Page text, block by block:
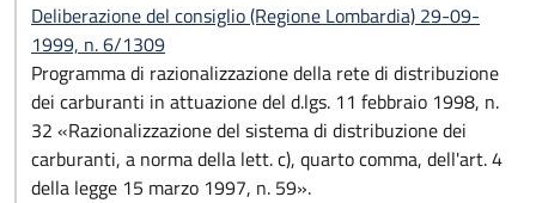
Deliberazione del consiglio (Regione Lombardia) 29-09-
1999, n. 6/1309
Programma di razionalizzazione della rete di distribuzione
dei carburanti in attuazione del d.lgs. 11 febbraio 1998, n.
32 «Razionalizzazione del sistema di distribuzione dei
carburanti, a norma della lett. c), quarto comma, dell'art. 4
della legge 15 marzo 1997, n. 59».